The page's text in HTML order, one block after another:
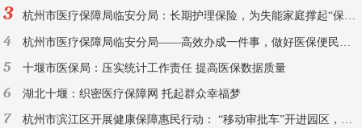
3 杭州市医疗保障局临安分局：长期护理保险，为失能家庭撑起“保护伞”
4 杭州市医疗保障局临安分局——高效办成一件事，做好医保便民惠民实事
5 十堰市医保局：压实统计工作责任 提高医保数据质量
6 湖北十堰：织密医疗保障网 托起群众幸福梦
7 杭州市滨江区开展健康保障惠民行动： “移动审批车”开进园区，医保助企直达“家”门口